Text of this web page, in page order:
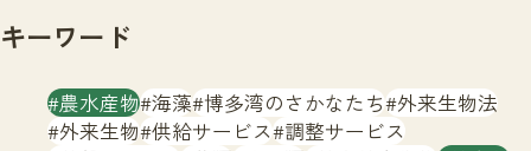
キーワード
農水産物 海藻 博多湾のさかなたち 外来生物法
外来生物 供給サービス 調整サービス